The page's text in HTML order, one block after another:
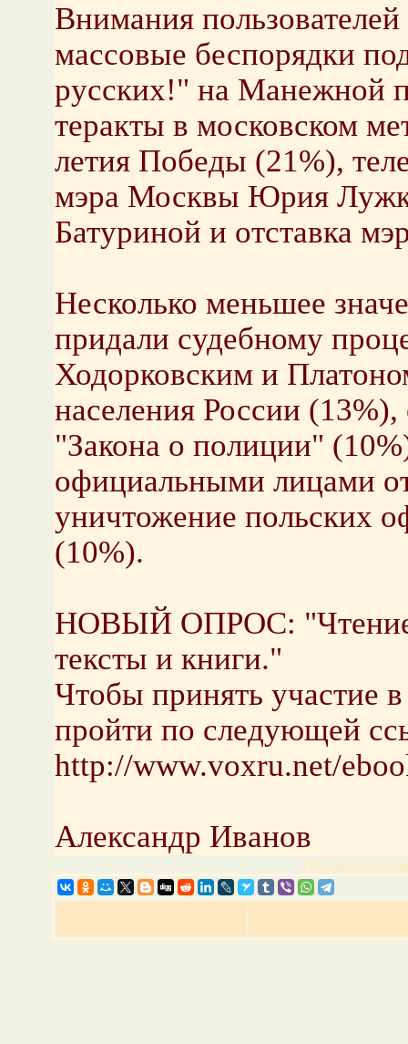
Внимания
массовые беспорядки
русских!" на Манежной
теракты в московском
летия Победы (21%),
мэра Москвы Юрия
Батуриной и отставка
Несколько меньшее
придали судебному
Ходорковским и
населения России
"Закона о полиции"
официальными лицами
уничтожение польских
(10%).
НОВЫЙ ОПРОС: "Чтение
тексты и книги."
Чтобы принять участие
пройти по следующей
http://www.voxru.net/
Александр Иванов
Предыдущая